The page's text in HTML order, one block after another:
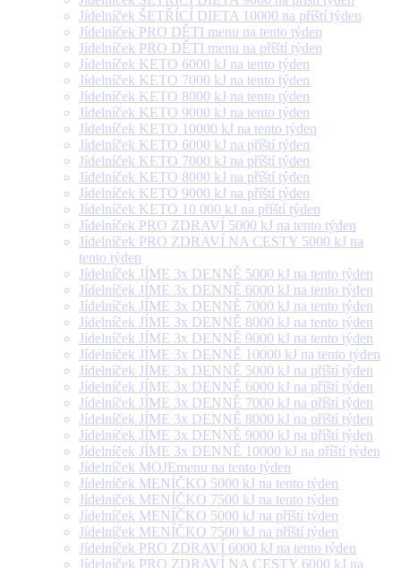
Jídelníček ŠETŘÍCÍ DIETA 10000 na příští týden
Jídelníček PRO DĚTI menu na tento týden
Jídelníček PRO DĚTI menu na příští týden
Jídelníček KETO 6000 kJ na tento týden
Jídelníček KETO 7000 kJ na tento týden
Jídelníček KETO 8000 kJ na tento týden
Jídelníček KETO 9000 kJ na tento týden
Jídelníček KETO 10000 kJ na tento týden
Jídelníček KETO 6000 kJ na příští týden
Jídelníček KETO 7000 kJ na příští týden
Jídelníček KETO 8000 kJ na příští týden
Jídelníček KETO 9000 kJ na příští týden
Jídelníček KETO 10 000 kJ na příští týden
Jídelníček PRO ZDRAVÍ 5000 kJ na tento týden
Jídelníček PRO ZDRAVÍ NA CESTY 5000 kJ na
tento týden
Jídelníček JÍME 3x DENNĚ 5000 kJ na tento týden
Jídelníček JÍME 3x DENNĚ 6000 kJ na tento týden
Jídelníček JÍME 3x DENNĚ 7000 kJ na tento týden
Jídelníček JÍME 3x DENNĚ 8000 kJ na tento týden
Jídelníček JÍME 3x DENNĚ 9000 kJ na tento týden
Jídelníček JÍME 3x DENNĚ 10000 kJ na tento týden
Jídelníček JÍME 3x DENNĚ 5000 kJ na příští týden
Jídelníček JÍME 3x DENNĚ 6000 kJ na příští týden
Jídelníček JÍME 3x DENNĚ 7000 kJ na příští týden
Jídelníček JÍME 3x DENNĚ 8000 kJ na příští týden
Jídelníček JÍME 3x DENNĚ 9000 kJ na příští týden
Jídelníček JÍME 3x DENNĚ 10000 kJ na příští týden
Jídelníček MOJEmenu na tento týden
Jídelníček MENÍČKO 5000 kJ na tento týden
Jídelníček MENÍČKO 7500 kJ na tento týden
Jídelníček MENÍČKO 5000 kJ na příští týden
Jídelníček MENÍČKO 7500 kJ na příští týden
Jídelníček PRO ZDRAVÍ 6000 kJ na tento týden
Jídelníček PRO ZDRAVÍ NA CESTY 6000 kJ na